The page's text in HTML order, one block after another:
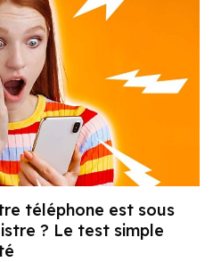
téléphone est sous
? Le test simple